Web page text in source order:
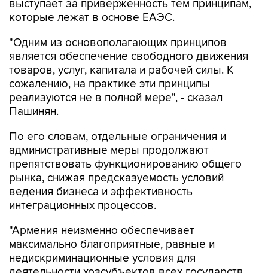
выступает за приверженность тем принципам,
которые лежат в основе ЕАЭС.
"Одним из основополагающих принципов
является обеспечение свободного движения
товаров, услуг, капитала и рабочей силы. К
сожалению, на практике эти принципы
реализуются не в полной мере", - сказал
Пашинян.
По его словам, отдельные ограничения и
административные меры продолжают
препятствовать функционированию общего
рынка, снижая предсказуемость условий
ведения бизнеса и эффективность
интеграционных процессов.
"Армения неизменно обеспечивает
максимально благоприятные, равные и
недискриминационные условия для